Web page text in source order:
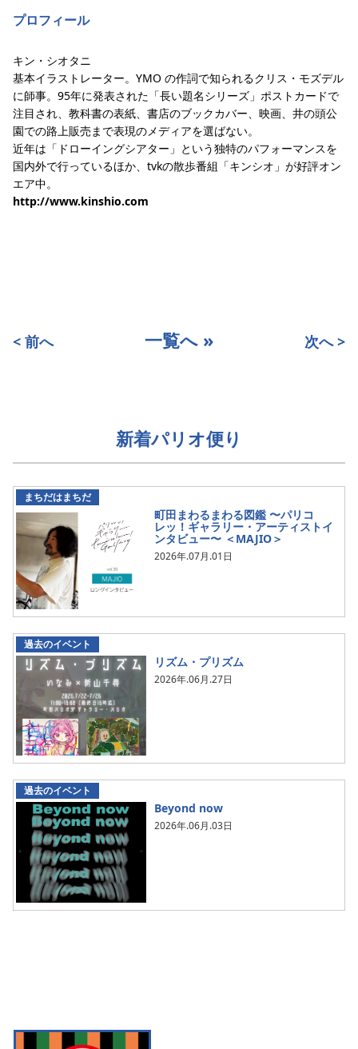
プロフィール
キン・シオタニ
基本イラストレーター。YMO の作詞で知られるクリス・モズデル
に師事。95年に発表された「⻑い題名シリーズ」ポストカードで
注目され、教科書の表紙、書店のブックカバー、映画、井の頭公
園での路上販売まで表現のメディアを選ばない。
近年は「ドローイングシアター」という独特のパフォーマンスを
国内外で行っているほか、tvkの散歩番組「キンシオ」が好評オン
エア中。
http://www.kinshio.com
< 前へ 一覧へ » 次へ >
新着パリオ便り
まちだはまちだ
町田まわるまわる図鑑 〜パリコ
レッ！ギャラリー・アーティストイ
ンタビュー〜 ＜MAJIO＞
2026年.07月.01日
過去のイベント
リズム・プリズム
2026年.06月.27日
過去のイベント
Beyond now
2026年.06月.03日